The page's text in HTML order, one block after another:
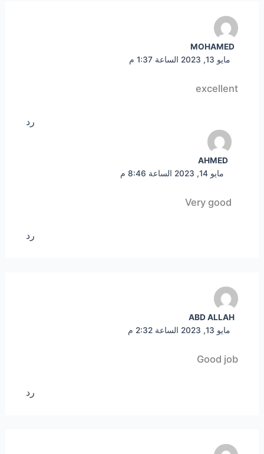
MOHAMED
مايو 13, 2023 الساعة 1:37 م
excellent
رد
AHMED
مايو 14, 2023 الساعة 8:46 م
Very good
رد
ABD ALLAH
مايو 13, 2023 الساعة 2:32 م
Good job
رد